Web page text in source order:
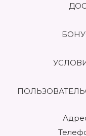
можно условно
отмерших
плотным кожистым
Чтобы ногти